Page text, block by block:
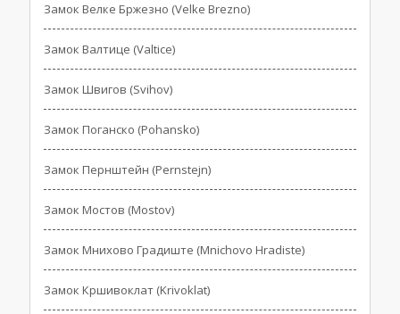
Замок Велке Бржезно (Velke Brezno)
Замок Валтице (Valtice)
Замок Швигов (Svihov)
Замок Поганско (Pohansko)
Замок Пернштейн (Pernstejn)
Замок Мостов (Mostov)
Замок Мнихово Градиште (Mnichovo Hradiste)
Замок Кршивоклат (Krivoklat)